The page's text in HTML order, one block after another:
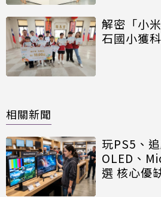
解密「小
石國小獲
相關新聞
玩PS5、
OLED、
選 核心優